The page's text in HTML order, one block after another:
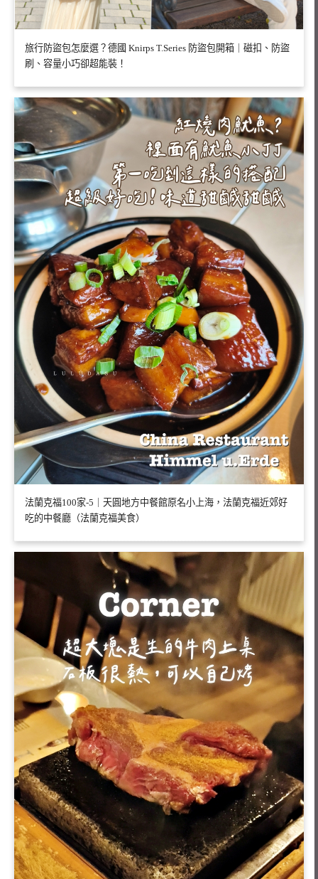
旅行防盜包怎麼選？德國 Knirps T.Series 防盜包開箱｜磁扣、防盜
刷、容量小巧卻超能裝！
法蘭克福100家-5｜天圓地方中餐館原名小上海，法蘭克福近郊好
吃的中餐廳（法蘭克福美食）